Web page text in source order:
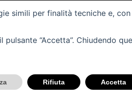
simili per finalità tecniche e,
“Accetta”. Chiudendo
Rifiuta Accetta